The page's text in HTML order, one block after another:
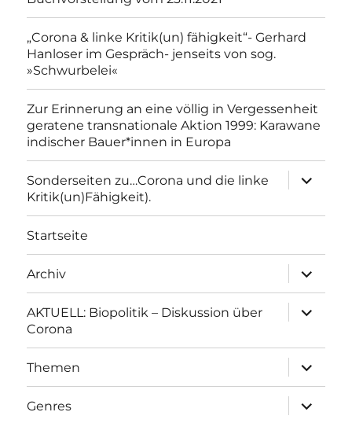
„Corona & linke Kritik(un) fähigkeit“- Gerhard
Hanloser im Gespräch- jenseits von sog.
»Schwurbelei«
Zur Erinnerung an eine völlig in Vergessenheit
geratene transnationale Aktion 1999: Karawane
indischer Bauer*innen in Europa
Sonderseiten zu…Corona und die linke
Kritik(un)Fähigkeit).
anzeigen
Startseite
Archiv
anzeigen
AKTUELL: Biopolitik – Diskussion über
Corona
anzeigen
Themen
anzeigen
Genres
anzeigen